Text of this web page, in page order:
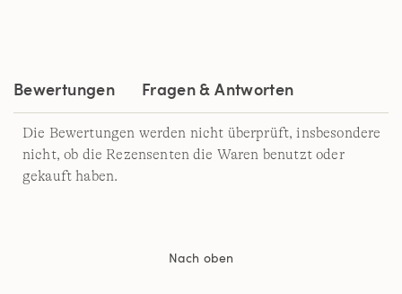
Bewertungen Fragen & Antworten
Die Bewertungen werden nicht überprüft, insbesondere
nicht, ob die Rezensenten die Waren benutzt oder
gekauft haben.
Nach oben